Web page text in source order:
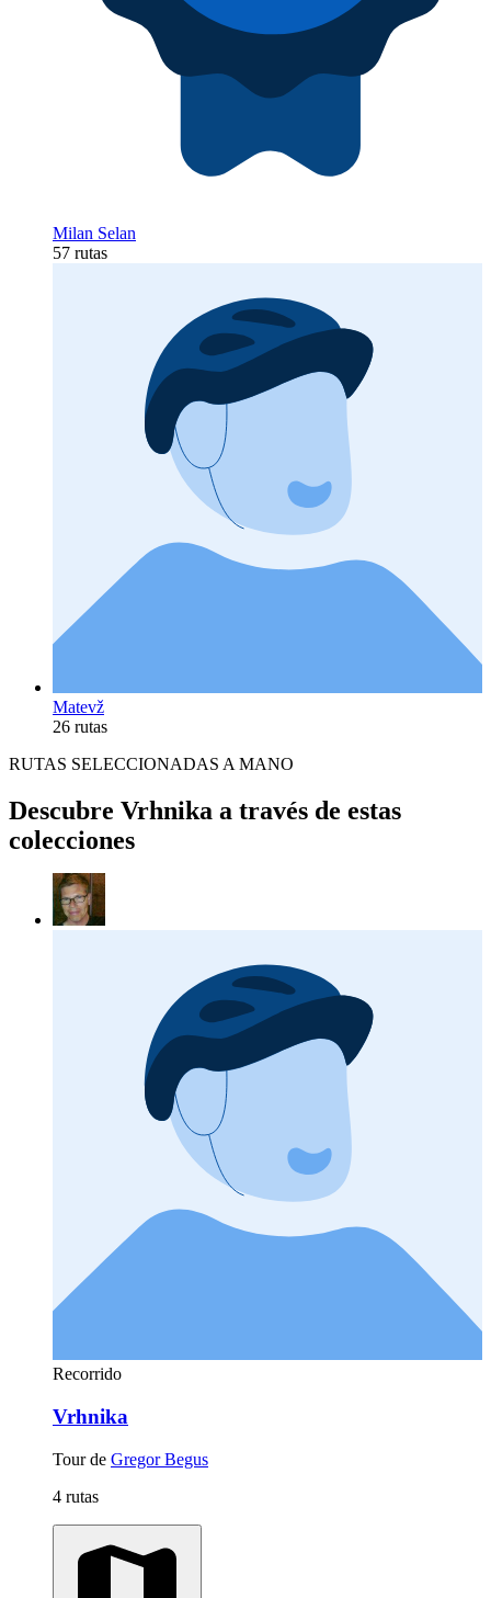
Milan Selan
57 rutas
Matevž
26 rutas
RUTAS SELECCIONADAS A MANO
Descubre Vrhnika a través de estas
colecciones
Recorrido
Vrhnika
Tour de Gregor Begus
4 rutas